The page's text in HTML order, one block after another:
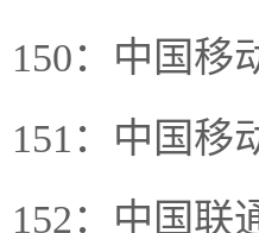
150：中国移
151：中国移
152：中国联